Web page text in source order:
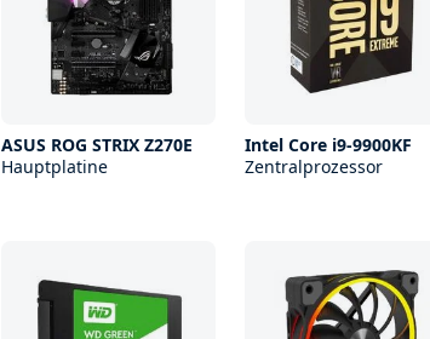
ASUS ROG STRIX Z270E
Hauptplatine
Intel Core i9-9900KF
Zentralprozessor